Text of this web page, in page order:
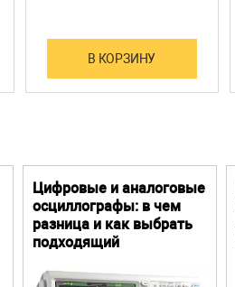
В КОРЗИНУ
Цифровые и аналоговые
осциллографы: в чем
разница и как выбрать
подходящий